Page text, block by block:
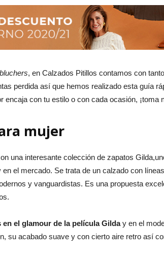
bluchers, en Calzados Pitillos contamos con
perdida así que hemos realizado esta guía
encaja con tu estilo o con cada ocasión, ¡toma
mujer
una interesante colección de zapatos
en el mercado. Se trata de un calzado con
y vanguardistas. Es una propuesta
en el glamour de la película Gilday en el
su acabado suave y con cierto aire retro así